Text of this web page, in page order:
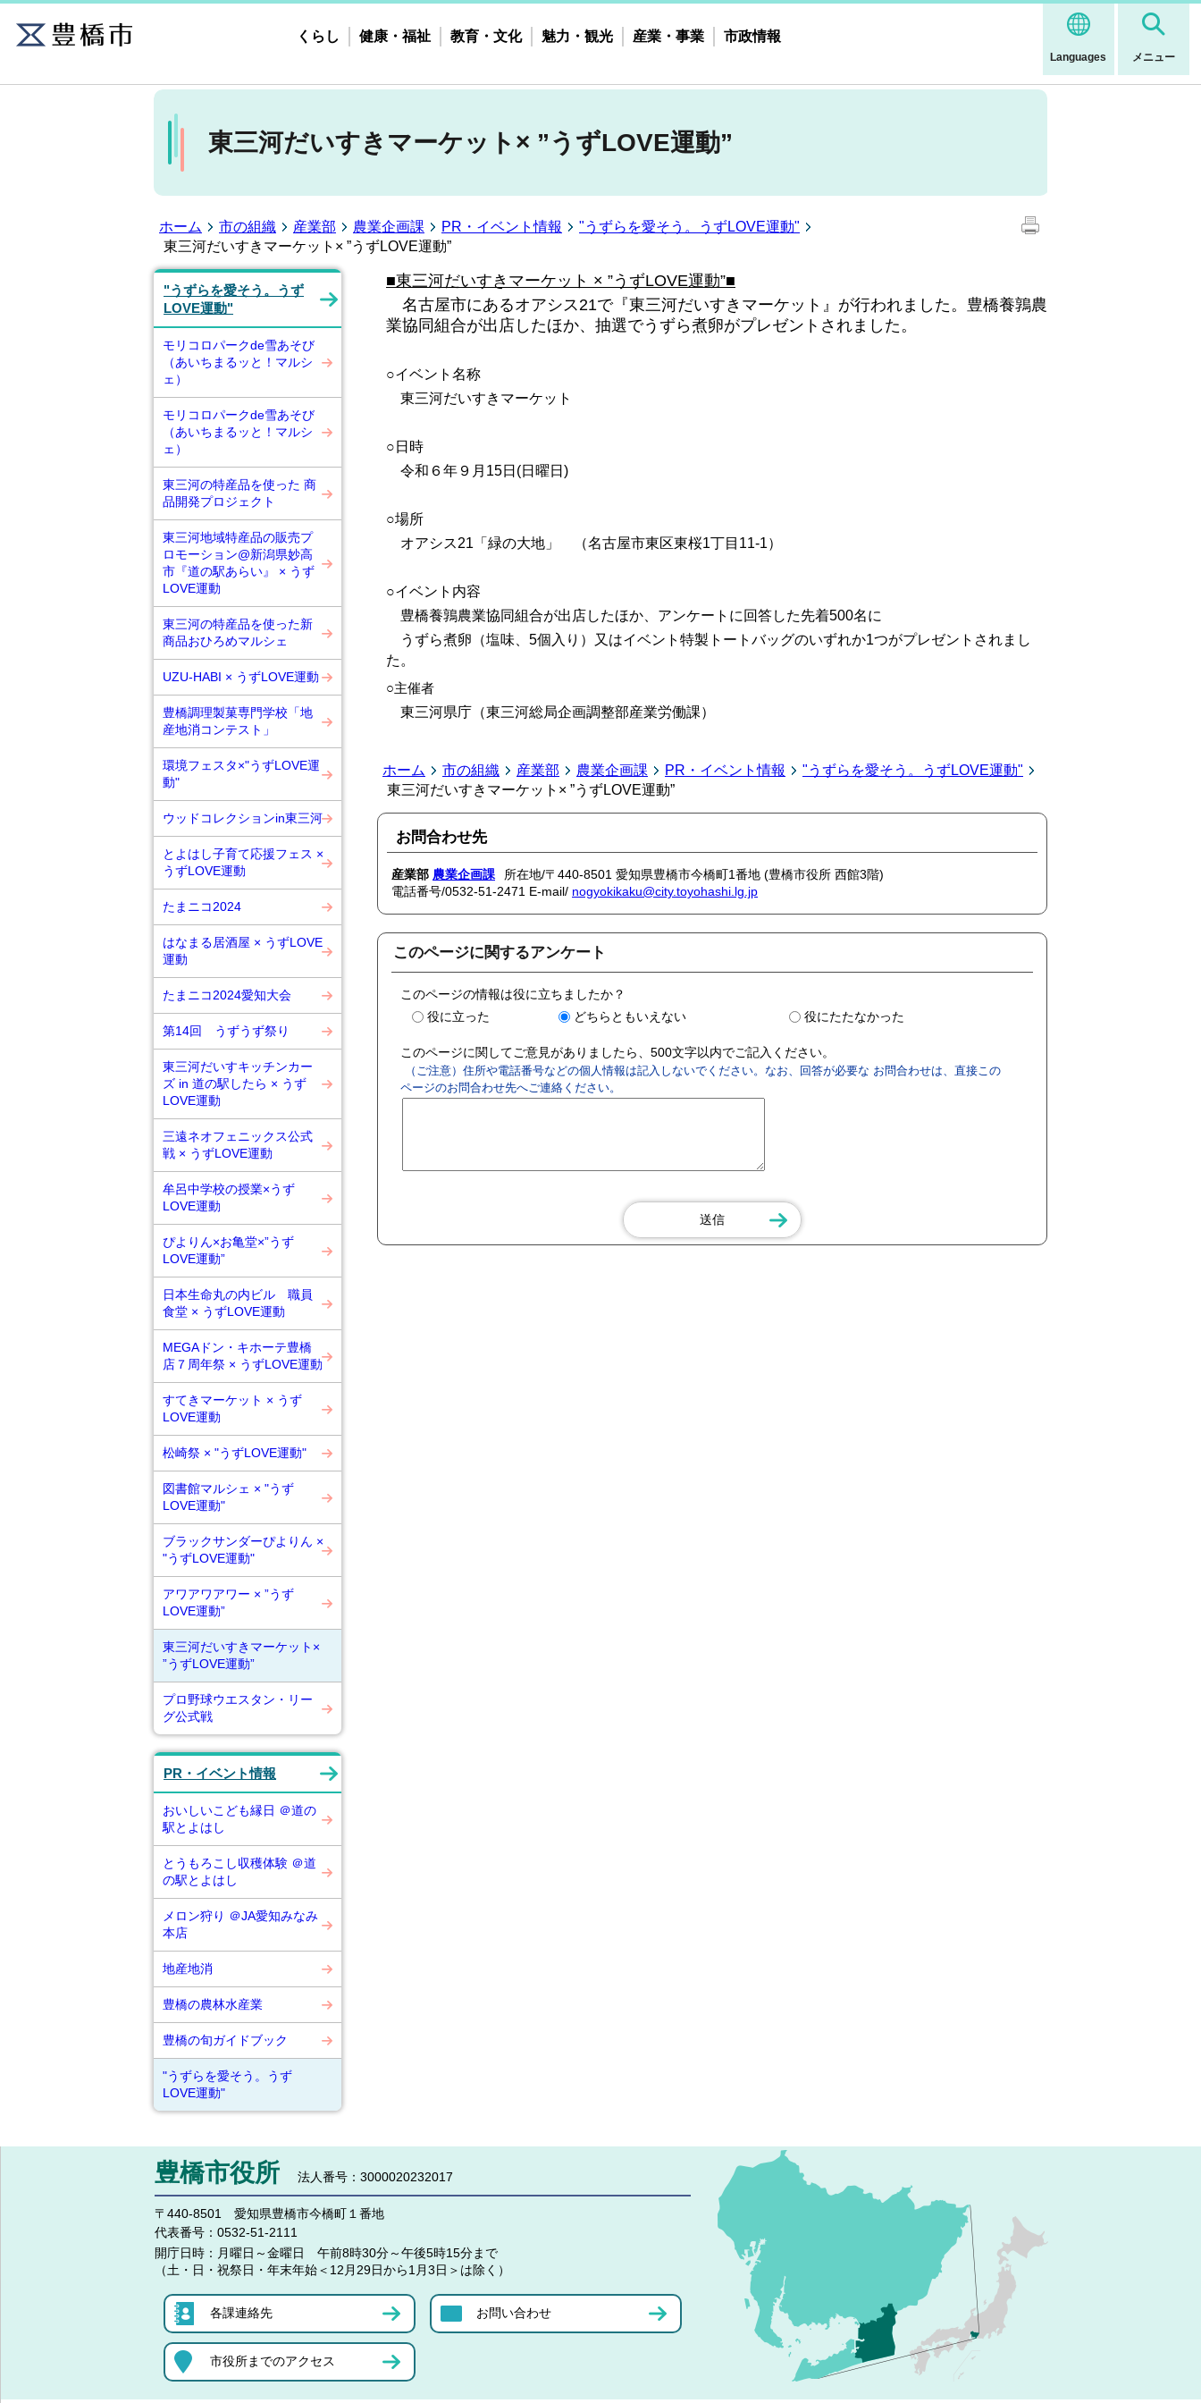
Languages メニュー
くらし 健康・福祉 教育・文化 魅力・観光 産業・事業 市政情報
東三河だいすきマーケット× ”うずLOVE運動”
ホーム 市の組織 産業部 農業企画課 PR・イベント情報
"うずらを愛そう。うずLOVE運動"
東三河だいすきマーケット× ”うずLOVE運動”
"うずらを愛そう。うず
LOVE運動"
モリコロパークde雪あそび
（あいちまるッと！マルシ
ェ）
モリコロパークde雪あそび
（あいちまるッと！マルシ
ェ）
東三河の特産品を使った 商
品開発プロジェクト
東三河地域特産品の販売プ
ロモーション@新潟県妙高
市『道の駅あらい』 × うず
LOVE運動
東三河の特産品を使った新
商品おひろめマルシェ
UZU-HABI × うずLOVE運動
豊橋調理製菓専門学校「地
産地消コンテスト」
環境フェスタ×"うずLOVE運
動"
ウッドコレクションin東三河
とよはし子育て応援フェス ×
うずLOVE運動
たまニコ2024
はなまる居酒屋 × うずLOVE
運動
たまニコ2024愛知大会
第14回 うずうず祭り
東三河だいすキッチンカー
ズ in 道の駅したら × うず
LOVE運動
三遠ネオフェニックス公式
戦 × うずLOVE運動
牟呂中学校の授業×うず
LOVE運動
ぴよりん×お亀堂×”うず
LOVE運動”
日本生命丸の内ビル 職員
食堂 × うずLOVE運動
MEGAドン・キホーテ豊橋
店７周年祭 × うずLOVE運動
すてきマーケット × うず
LOVE運動
松崎祭 × "うずLOVE運動"
図書館マルシェ × "うず
LOVE運動"
ブラックサンダーぴよりん ×
"うずLOVE運動"
アワアワアワー × ”うず
LOVE運動”
東三河だいすきマーケット×
”うずLOVE運動”
プロ野球ウエスタン・リー
グ公式戦
PR・イベント情報
おいしいこども縁日 ＠道の
駅とよはし
とうもろこし収穫体験 ＠道
の駅とよはし
メロン狩り ＠JA愛知みなみ
本店
地産地消
豊橋の農林水産業
豊橋の旬ガイドブック
"うずらを愛そう。うず
LOVE運動"
■東三河だいすきマーケット × ”うずLOVE運動”■
名古屋市にあるオアシス21で『東三河だいすきマーケット』が行われました。豊橋養鶉農
業協同組合が出店したほか、抽選でうずら煮卵がプレゼントされました。
○イベント名称
東三河だいすきマーケット
○日時
令和６年９月15日(日曜日)
○場所
オアシス21「緑の大地」 （名古屋市東区東桜1丁目11-1）
○イベント内容
豊橋養鶉農業協同組合が出店したほか、アンケートに回答した先着500名に
うずら煮卵（塩味、5個入り）又はイベント特製トートバッグのいずれか1つがプレゼントされまし
た。
○主催者
東三河県庁（東三河総局企画調整部産業労働課）
ホーム 市の組織 産業部 農業企画課 PR・イベント情報
"うずらを愛そう。うずLOVE運動"
東三河だいすきマーケット× ”うずLOVE運動”
お問合わせ先
産業部 農業企画課
所在地/〒440-8501 愛知県豊橋市今橋町1番地 (豊橋市役所 西館3階)
電話番号/0532-51-2471 E-mail/ nogyokikaku@city.toyohashi.lg.jp
このページに関するアンケート
このページの情報は役に立ちましたか？
役に立った
どちらともいえない 役にたたなかった
このページに関してご意見がありましたら、500文字以内でご記入ください。
（ご注意）住所や電話番号などの個人情報は記入しないでください。なお、回答が必要な お問合わせは、直接この
ページのお問合わせ先へご連絡ください。
豊橋市役所 法人番号：3000020232017
〒440-8501 愛知県豊橋市今橋町１番地
代表番号： 0532-51-2111
開庁日時： 月曜日～金曜日 午前8時30分～午後5時15分まで
（土・日・祝祭日・年末年始＜12月29日から1月3日＞は除く）
各課連絡先 お問い合わせ
市役所までのアクセス